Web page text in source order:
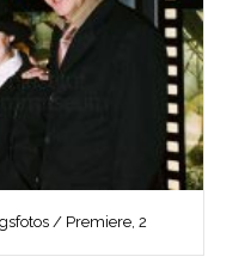
/ Premiere, 2